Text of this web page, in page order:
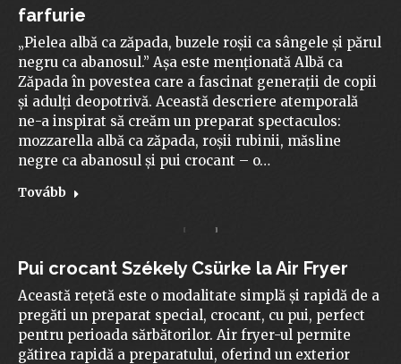
farfurie
„Pielea albă ca zăpada, buzele roșii ca sângele și părul
negru ca abanosul.” Așa este menționată Albă ca
Zăpada în povestea care a fascinat generații de copii
și adulți deopotrivă. Această descriere atemporală
ne-a inspirat să creăm un preparat spectaculos:
mozzarella albă ca zăpada, roșii rubinii, măsline
negre ca abanosul și pui crocant – o…
Tovább
Pui crocant Székely Csürke la Air Fryer
Această rețetă este o modalitate simplă și rapidă de a
pregăti un preparat special, crocant, cu pui, perfect
pentru perioada sărbătorilor. Air fryer-ul permite
gătirea rapidă a preparatului, oferind un exterior